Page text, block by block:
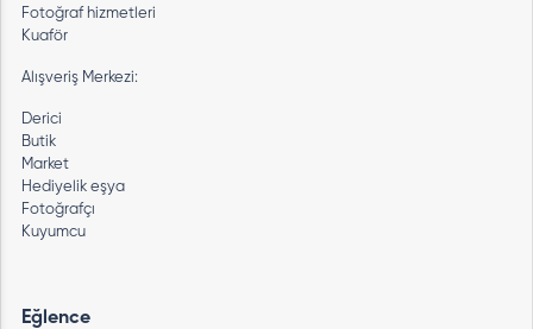
Fotoğraf hizmetleri
Kuaför
Alışveriş Merkezi:
Derici
Butik
Market
Hediyelik eşya
Fotoğrafçı
Kuyumcu
Eğlence